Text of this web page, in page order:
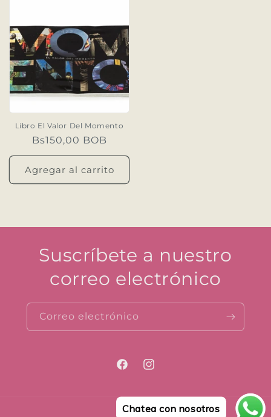
Libro El Valor Del Momento
Precio
habitual
Bs150,00 BOB
Agregar al carrito
Suscríbete a nuestro
correo electrónico
Correo electrónico
FacebookInstagram
Formas
Chatea con nosotros